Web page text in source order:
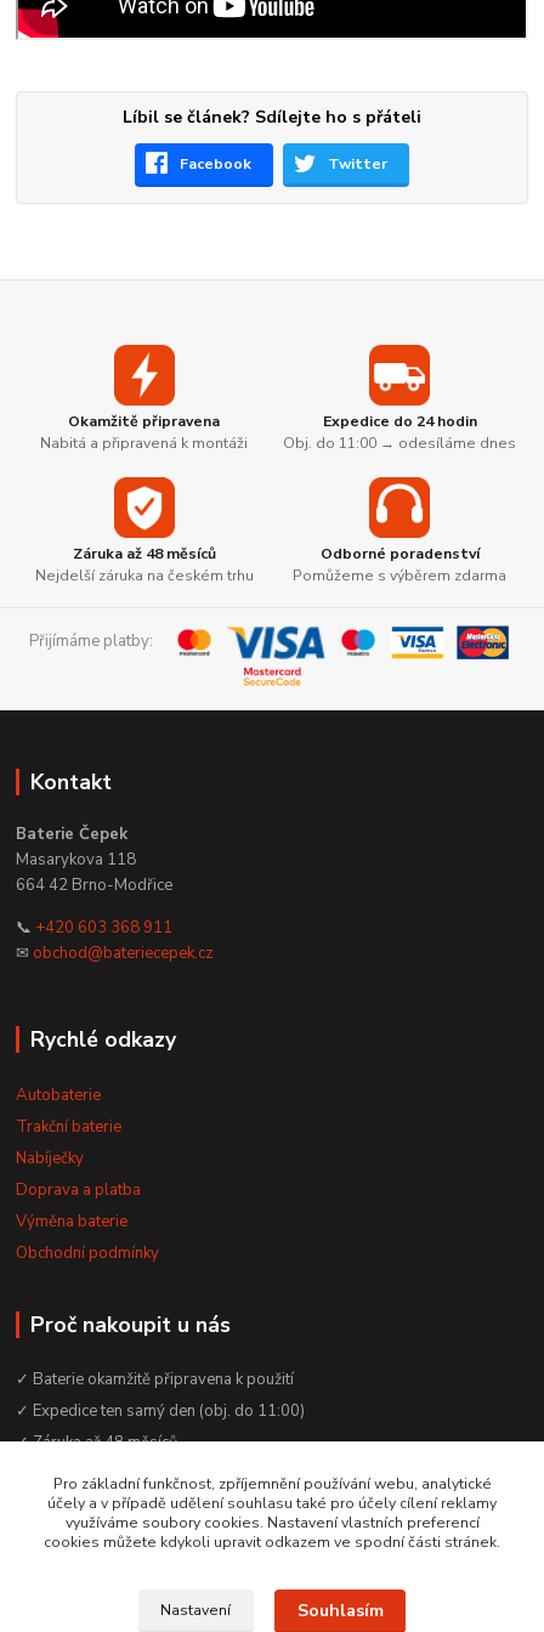
Líbil se článek? Sdílejte ho s přáteli
Facebook Twitter
Okamžitě připravena
Nabitá a připravená k montáži
Expedice do 24 hodin
Obj. do 11:00 → odesíláme dnes
Záruka až 48 měsíců
Nejdelší záruka na českém trhu
Odborné poradenství
Pomůžeme s výběrem zdarma
Přijímáme platby:
Kontakt
Baterie Čepek
Masarykova 118
664 42 Brno-Modřice
📞 +420 603 368 911
✉ obchod@bateriecepek.cz
Rychlé odkazy
Autobaterie
Trakční baterie
Nabíječky
Doprava a platba
Výměna baterie
Obchodní podmínky
Proč nakoupit u nás
✓ Baterie okamžitě připravena k použití
✓ Expedice ten samý den (obj. do 11:00)
✓ Záruka až 48 měsíců
✓ Odborné poradenství zdarma
✓ Česká rodinná firma od 2012
✓ YouTube kanál s návody a testy baterií
Pro základní funkčnost, zpříjemnění používání webu, analytické
účely a v případě udělení souhlasu také pro účely cílení reklamy
využíváme soubory cookies. Nastavení vlastních preferencí
cookies můžete kdykoli upravit odkazem ve spodní části stránek.
Nastavení Souhlasím